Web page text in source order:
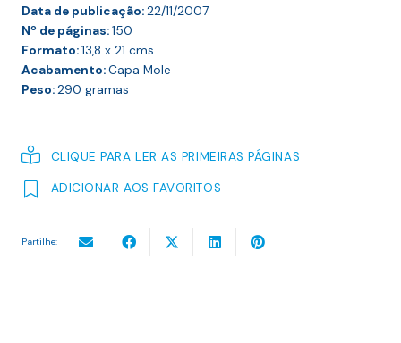
Data de publicação:22/11/2007
Nº de páginas:150
Formato:13,8 x 21 cms
Acabamento:Capa Mole
Peso:290 gramas
CLIQUE PARA LER AS PRIMEIRAS PÁGINAS
ADICIONAR AOS FAVORITOS
Partilhe: